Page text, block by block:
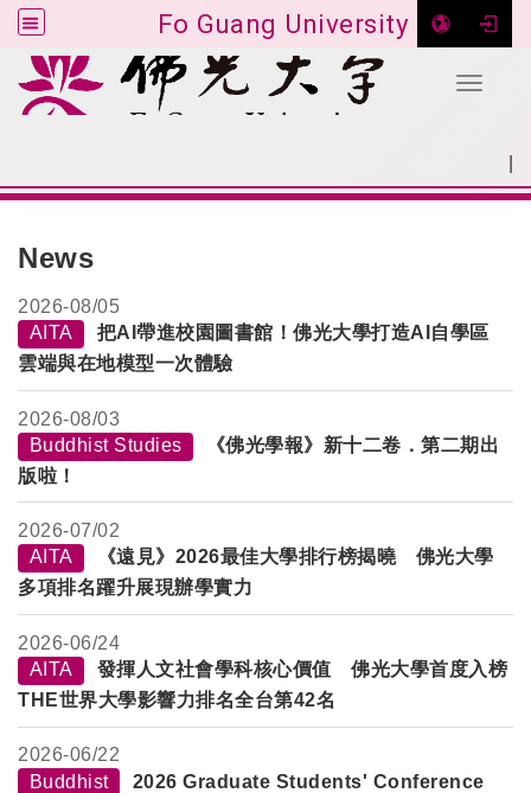
Fo Guang University
Toggle
News
2026-08/05
AITA
把AI帶進校園圖書館！佛光大學打造AI自學區
雲端與在地模型一次體驗
2026-08/03
Buddhist Studies
《佛光學報》新十二卷．第二期出
版啦！
2026-07/02
AITA
《遠見》2026最佳大學排行榜揭曉 佛光大學
多項排名躍升展現辦學實力
2026-06/24
AITA
發揮人文社會學科核心價值 佛光大學首度入榜
THE世界大學影響力排名全台第42名
2026-06/22
Buddhist
2026 Graduate Students' Conference